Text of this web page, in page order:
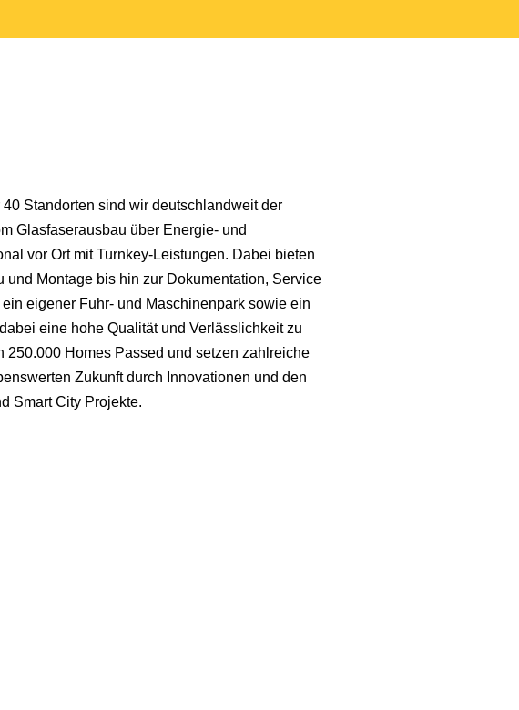
Standorten sind wir deutschlandweit der
Glasfaserausbau über Energie- und
vor Ort mit Turnkey-Leistungen. Dabei bieten
Montage bis hin zur Dokumentation, Service
eigener Fuhr- und Maschinenpark sowie ein
eine hohe Qualität und Verlässlichkeit zu
250.000 Homes Passed und setzen zahlreiche
Zukunft durch Innovationen und den
Smart City Projekte.